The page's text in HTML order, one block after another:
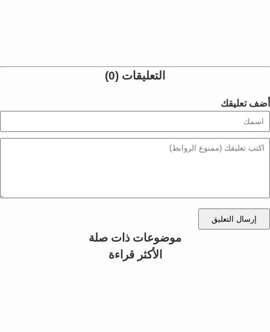
التعليقات (0)
أضف تعليقك
إرسال التعليق
موضوعات ذات صلة
الأكثر قراءة